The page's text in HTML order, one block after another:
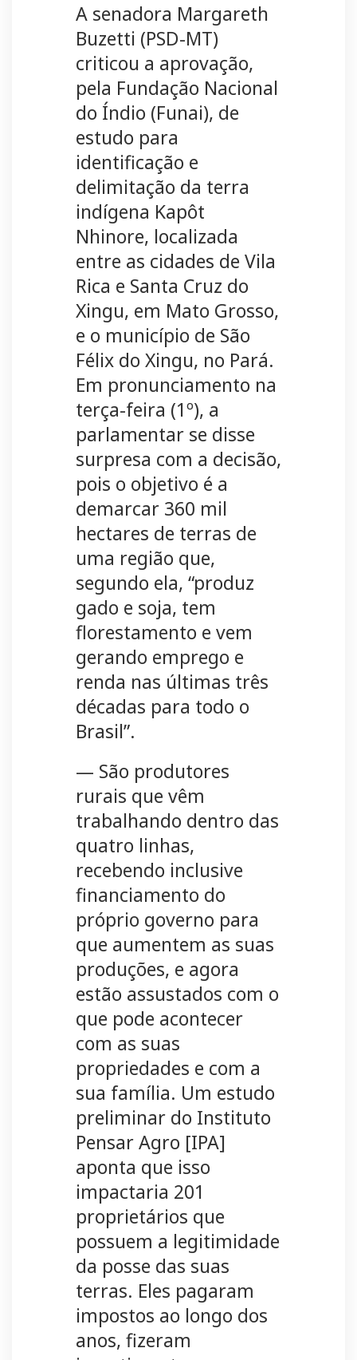
A senadora Margareth
Buzetti (PSD-MT)
criticou a aprovação,
pela Fundação Nacional
do Índio (Funai), de
estudo para
identificação e
delimitação da terra
indígena Kapôt
Nhinore, localizada
entre as cidades de Vila
Rica e Santa Cruz do
Xingu, em Mato Grosso,
e o município de São
Félix do Xingu, no Pará.
Em pronunciamento na
terça-feira (1º), a
parlamentar se disse
surpresa com a decisão,
pois o objetivo é a
demarcar 360 mil
hectares de terras de
uma região que,
segundo ela, “produz
gado e soja, tem
florestamento e vem
gerando emprego e
renda nas últimas três
décadas para todo o
Brasil”.
— São produtores
rurais que vêm
trabalhando dentro das
quatro linhas,
recebendo inclusive
financiamento do
próprio governo para
que aumentem as suas
produções, e agora
estão assustados com o
que pode acontecer
com as suas
propriedades e com a
sua família. Um estudo
preliminar do Instituto
Pensar Agro [IPA]
aponta que isso
impactaria 201
proprietários que
possuem a legitimidade
da posse das suas
terras. Eles pagaram
impostos ao longo dos
anos, fizeram